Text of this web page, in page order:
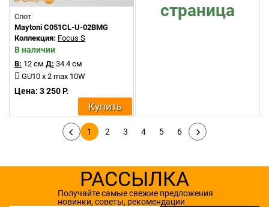
Спот
Maytoni C051CL-U-02BMG
Коллекция: Focus S
В наличии
В: 12 см Д: 34.4 см
GU10 x 2 max 10W
Цена: 3 250 Р.
Купить
страница
1 2 3 4 5 6
РАССЫЛКА
Получайте самые свежие предложения
новинки, советы, рекомендации